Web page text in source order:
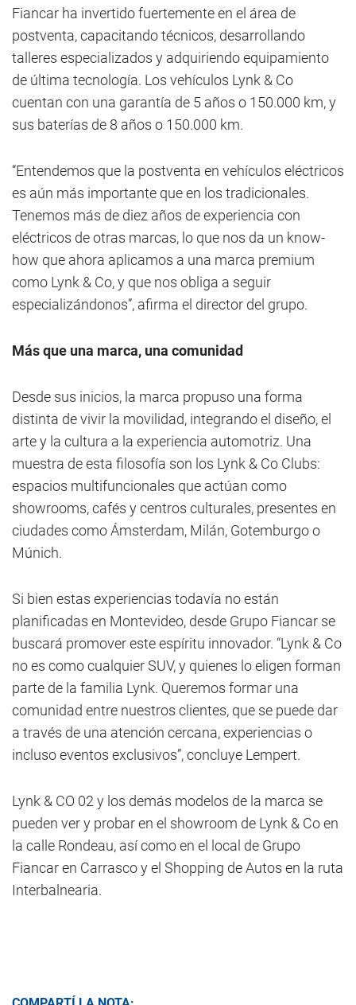
Fiancar ha invertido fuertemente en el área de
postventa, capacitando técnicos, desarrollando
talleres especializados y adquiriendo equipamiento
de última tecnología. Los vehículos Lynk & Co
cuentan con una garantía de 5 años o 150.000 km, y
sus baterías de 8 años o 150.000 km.
“Entendemos que la postventa en vehículos eléctricos
es aún más importante que en los tradicionales.
Tenemos más de diez años de experiencia con
eléctricos de otras marcas, lo que nos da un know-
how que ahora aplicamos a una marca premium
como Lynk & Co, y que nos obliga a seguir
especializándonos”, afirma el director del grupo.
Más que una marca, una comunidad
Desde sus inicios, la marca propuso una forma
distinta de vivir la movilidad, integrando el diseño, el
arte y la cultura a la experiencia automotriz. Una
muestra de esta filosofía son los Lynk & Co Clubs:
espacios multifuncionales que actúan como
showrooms, cafés y centros culturales, presentes en
ciudades como Ámsterdam, Milán, Gotemburgo o
Múnich.
Si bien estas experiencias todavía no están
planificadas en Montevideo, desde Grupo Fiancar se
buscará promover este espíritu innovador. “Lynk & Co
no es como cualquier SUV, y quienes lo eligen forman
parte de la familia Lynk. Queremos formar una
comunidad entre nuestros clientes, que se puede dar
a través de una atención cercana, experiencias o
incluso eventos exclusivos”, concluye Lempert.
Lynk & CO 02 y los demás modelos de la marca se
pueden ver y probar en el showroom de Lynk & Co en
la calle Rondeau, así como en el local de Grupo
Fiancar en Carrasco y el Shopping de Autos en la ruta
Interbalnearia.